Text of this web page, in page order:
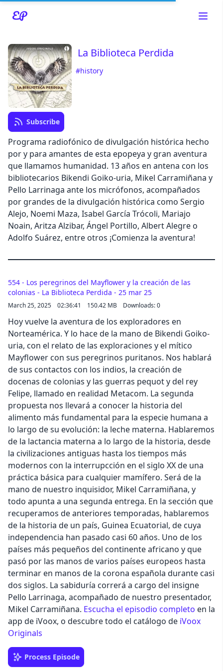
Read about our content policies
La Biblioteca Perdida
#history
Subscribe
Programa radiofónico de divulgación histórica hecho
por y para amantes de esta epopeya y gran aventura
que llamamos humanidad. 13 años en antena con los
bibliotecarios Bikendi Goiko-uria, Mikel Carramiñana y
Pello Larrinaga ante los micrófonos, acompañados
por grandes de la divulgación histórica como Sergio
Alejo, Noemi Maza, Isabel García Trócoli, Mariajo
Noain, Aritza Alzibar, Ángel Portillo, Albert Alegre o
Adolfo Suárez, entre otros ¡Comienza la aventura!
Cancel
554 - Los peregrinos del Mayflower y la creación de las
colonias - La Biblioteca Perdida - 25 mar 25
March 25, 2025 02:36:41 150.42 MB Downloads: 0
Hoy vuelve la aventura de los exploradores en
Norteamérica. Y lo hace de la mano de Bikendi Goiko-
uria, con el relato de las exploraciones y el mítico
Mayflower con sus peregrinos puritanos. Nos hablará
de sus contactos con los indios, la creación de
docenas de colonias y las guerras pequot y del rey
Felipe, llamado en realidad Metacom. La segunda
propuesta nos llevará a conocer la historia del
alimento más fundamental para la especie humana a
lo largo de su evolución: la leche materna. Hablaremos
de la lactancia materna a lo largo de la historia, desde
la civilizaciones antiguas hasta los tiempos más
modernos con la interrupcción en el siglo XX de una
práctica básica para cualquier mamífero. Será de la
mano de nuestro inquisidor, Mikel Carramiñana, y
todo apunta a una segunda entrega. En la sección que
recuperamos de anteriores temporadas, hablaremos
de la historia de un país, Guinea Ecuatorial, de cuya
independencia han pasado casi 60 años. Uno de los
países más pequeños del continente africano y que
pasó por las manos de varios países europeos hasta
terminar en manos de la corona española durante casi
dos siglos. La sabiduría correrá a cargo del insigne
Pello Larrinaga, acompañado de nuestro presentador,
Mikel Carramiñana. Escucha el episodio completo en la
app de iVoox, o descubre todo el catálogo de iVoox
Originals
Process Episode